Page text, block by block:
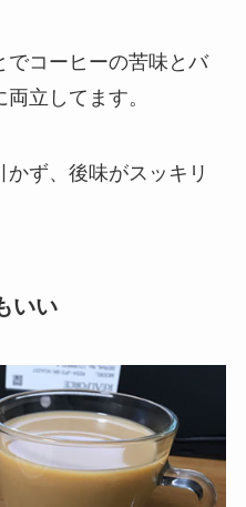
でコーヒーの苦味とバ
立してます。
ず、後味がスッキリ
いい